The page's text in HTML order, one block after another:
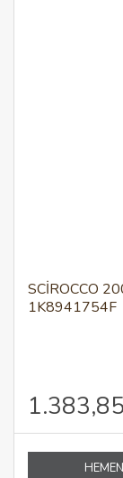
SCIROCCO
1K8941754F